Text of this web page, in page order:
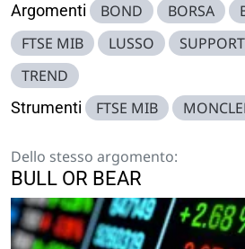
Argomenti BOND BORSA
FTSE MIB
LUSSO
TREND
Strumenti FTSE MIB
Dello stesso argomento:
BULL OR BEAR